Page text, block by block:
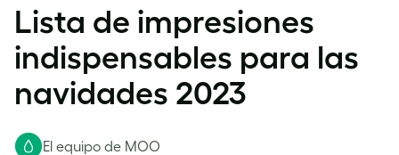
Lista de impresiones
indispensables para las
navidades 2023
El equipo de MOO